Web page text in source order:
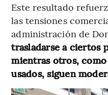
Este resultado
las tensiones
administración de
trasladarse a ciertos
mientras otros,
usados, siguen